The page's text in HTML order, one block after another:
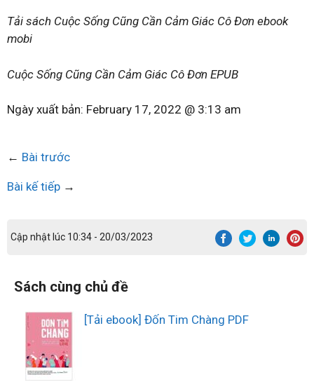
Tải sách Cuộc Sống Cũng Cần Cảm Giác Cô Đơn ebook
mobi
Cuộc Sống Cũng Cần Cảm Giác Cô Đơn EPUB
Ngày xuất bản: February 17, 2022 @ 3:13 am
← Bài trước
Bài kế tiếp →
Cập nhật lúc 10:34 - 20/03/2023
Sách cùng chủ đề
[Tải ebook] Đốn Tim Chàng PDF